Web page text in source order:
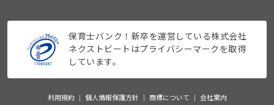
保育士バンク！新卒を運営している株式会社
ネクストビートはプライバシーマークを取得
しています。
利用規約 個人情報保護方針 商標について 会社案内